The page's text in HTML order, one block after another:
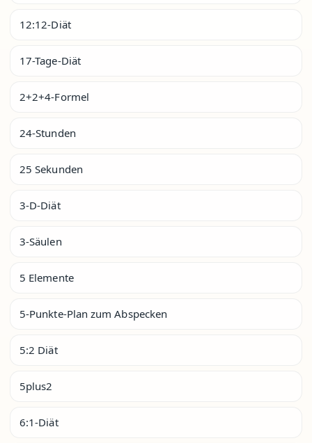
12:12-Diät
17-Tage-Diät
2+2+4-Formel
24-Stunden
25 Sekunden
3-D-Diät
3-Säulen
5 Elemente
5-Punkte-Plan zum Abspecken
5:2 Diät
5plus2
6:1-Diät